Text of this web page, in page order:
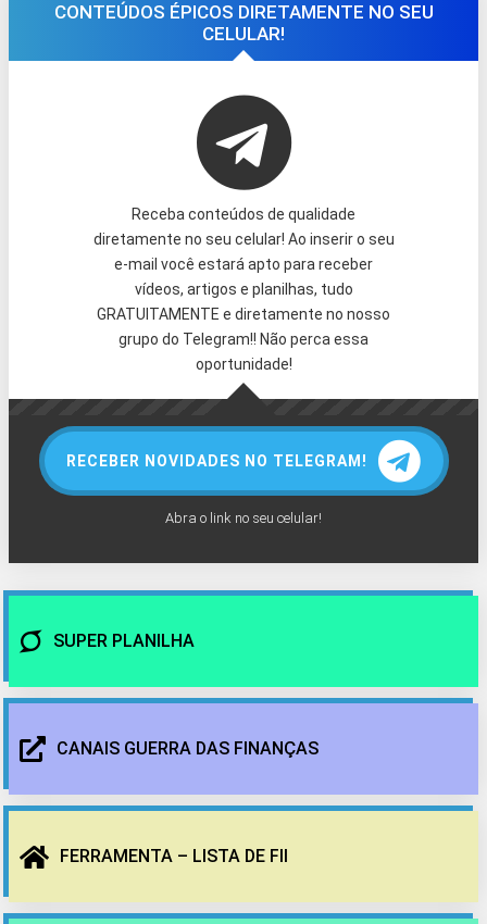
CONTEÚDOS ÉPICOS DIRETAMENTE NO SEU
CELULAR!
Receba conteúdos de qualidade
diretamente no seu celular! Ao inserir o seu
e-mail você estará apto para receber
vídeos, artigos e planilhas, tudo
GRATUITAMENTE e diretamente no nosso
grupo do Telegram!! Não perca essa
oportunidade!
RECEBER NOVIDADES NO TELEGRAM!
Abra o link no seu celular!
SUPER PLANILHA
CANAIS GUERRA DAS FINANÇAS
FERRAMENTA – LISTA DE FII